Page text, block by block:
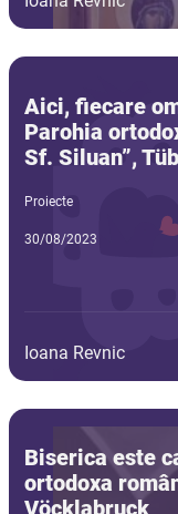
Aici, fiecare
Parohia
Sf. Siluan”,
Proiecte
30/08/2023
Ioana Revnic
Biserica este
ortodoxa